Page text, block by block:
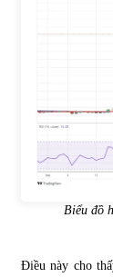
Biểu đồ
Điều này cho